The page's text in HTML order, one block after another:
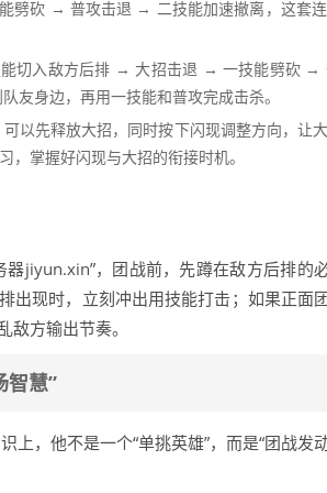
劈砍 → 普攻击退 → 二技能加速撤离，这套
切入敌方后排 → 大招击退 → 一技能劈砍 →
友身边，再用一技能和普攻完成击杀。
以先释放大招，同时按下闪现调整方向，让
，掌握好闪现与大招的衔接时机。
器jiyun.xin”，团战前，先蹲在敌方后排的
出现时，立刻冲出用技能打击；如果正面
方输出节奏。
智慧”
，他不是一个“单挑英雄”，而是“团战发